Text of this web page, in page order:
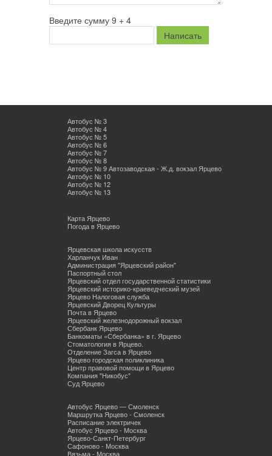
Введите сумму 9 + 4
Автобус № 3
Автобус № 4
Автобус № 5
Автобус № 6
Автобус № 7
Автобус № 8
Автобус № 9 Автозаводская - Ж.д. вокзал Ярцево
Автобус № 10
Автобус № 12
Автобус № 13
Карта Ярцево
Погода в Ярцево
Ярцевская школа искусств
Харланчук Иван
Администрация "Ярцевский район"
Паспортный стол
Ярцевский отдел государственной статистики
Ярцевский историко-краеведческий музей
Ярцево Налоговая служба
Ярцевский Дворец Культуры
Почта в Ярцево
Ярцевский железнодорожный вокзал
Сбербанк Ярцево
Банкоматы «Сбербанка» в г. Ярцево
Стоматология в Ярцево.
Отделение Загса в Ярцево
Ярцево городская поликлиника
Центр правовой помощи в Ярцево
Компания "Никобус"
Суд Ярцево
Автобус Ярцево — Смоленск
Маршрутка Ярцево - Смоленск
Расписание электричек
Автобус Ярцево - Москва
Ярцево-Санкт-Петербург
Сафоново - Москва
Вязьма - Москва